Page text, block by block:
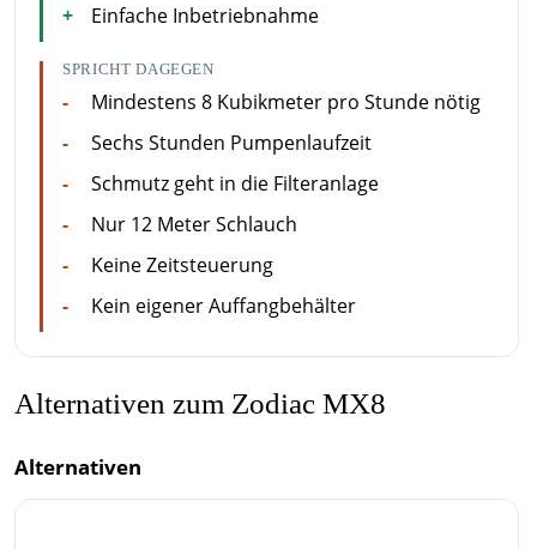
Einfache Inbetriebnahme
SPRICHT DAGEGEN
Mindestens 8 Kubikmeter pro Stunde nötig
Sechs Stunden Pumpenlaufzeit
Schmutz geht in die Filteranlage
Nur 12 Meter Schlauch
Keine Zeitsteuerung
Kein eigener Auffangbehälter
Alternativen zum Zodiac MX8
Alternativen